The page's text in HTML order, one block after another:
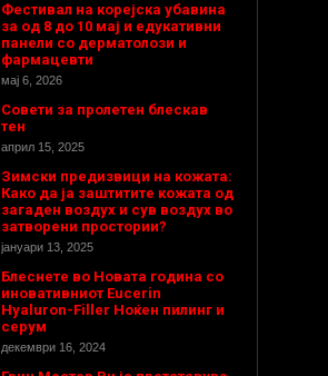
Фестивал на корејска убавина
за од 8 до 10 мај и едукативни
панели со дерматолози и
фармацевти
мај 6, 2026
Совети за пролетен блескав
тен
април 15, 2025
Зимски предизвици на кожата:
Како да ја заштитите кожата од
загаден воздух и сув воздух во
затворени простории?
јануари 13, 2025
Блеснете во Новата година со
иновативниот Eucerin
Hyaluron-Filler Ноќен пилинг и
серум
декември 16, 2024